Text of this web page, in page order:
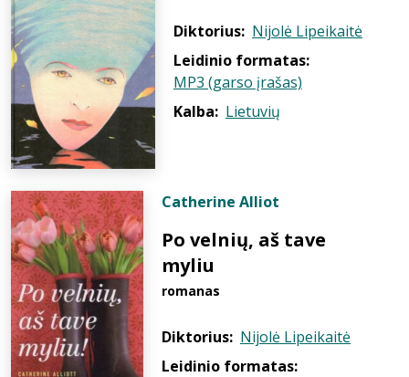
Diktorius: Nijolė Lipeikaitė
Leidinio formatas:
MP3 (garso įrašas)
Kalba: Lietuvių
Catherine Alliot
Po velnių, aš tave
myliu
romanas
Diktorius: Nijolė Lipeikaitė
Leidinio formatas: